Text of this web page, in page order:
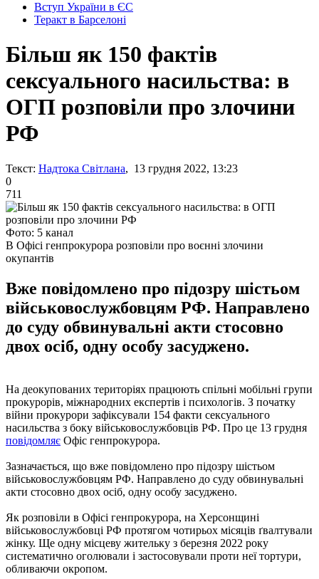
Вступ України в ЄС
Теракт в Барселоні
Більш як 150 фактів
сексуального насильства: в
ОГП розповіли про злочини
РФ
Текст: Надтока Світлана, 13 грудня 2022, 13:23
0
711
Фото: 5 канал
В Офісі генпрокурора розповіли про воєнні злочини
окупантів
Вже повідомлено про підозру шістьом
військовослужбовцям РФ. Направлено
до суду обвинувальні акти стосовно
двох осіб, одну особу засуджено.
На деокупованих територіях працюють спільні мобільні групи
прокурорів, міжнародних експертів і психологів. З початку
війни прокурори зафіксували 154 факти сексуального
насильства з боку військовослужбовців РФ. Про це 13 грудня
повідомляє Офіс генпрокурора.
Зазначається, що вже повідомлено про підозру шістьом
військовослужбовцям РФ. Направлено до суду обвинувальні
акти стосовно двох осіб, одну особу засуджено.
Як розповіли в Офісі генпрокурора, на Херсонщині
військовослужбовці РФ протягом чотирьох місяців ґвалтували
жінку. Ще одну місцеву жительку з березня 2022 року
систематично оголювали і застосовували проти неї тортури,
обливаючи окропом.